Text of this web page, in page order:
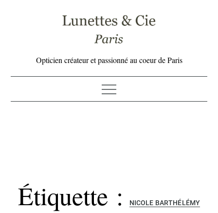
Opticien créateur et passionné au coeur de Paris
Étiquette : NICOLE BARTHÉLÉMY